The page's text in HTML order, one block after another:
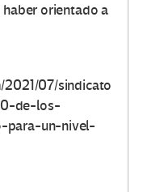
orientado a
07/sindicato
de-los-
para-un-nivel-